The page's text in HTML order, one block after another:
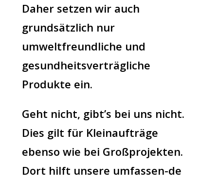
Daher setzen wir auch
grundsätzlich nur
umweltfreundliche und
gesundheitsverträgliche
Produkte ein.
Geht nicht, gibt’s bei uns nicht.
Dies gilt für Kleinaufträge
ebenso wie bei Großprojekten.
Dort hilft unsere umfassen-de